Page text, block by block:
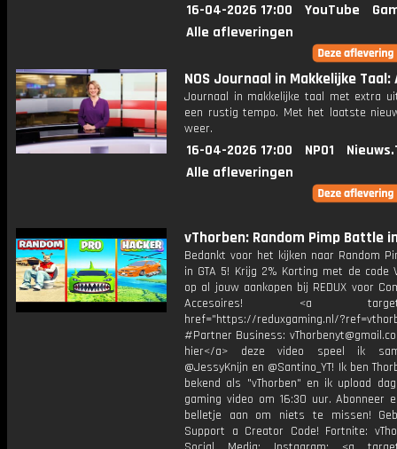
16-04-2026 17:00 YouTube
Alle afleveringen
NOS Journaal in Makkelijke
Journaal in makkelijke taal met extra
een rustig tempo. Met het laatste
weer.
16-04-2026 17:00 NPO1
Alle afleveringen
vThorben: Random Pimp Battle
Bedankt voor het kijken naar Random
in GTA 5! Krijg 2% Korting met de code
op al jouw aankopen bij REDUX voor
Accesoires! <a
href="https://reduxgaming.nl/
#Partner Business:
hier</a> deze video speel ik
@JessyKnijn en @Santino_YT! Ik ben
bekend als "vThorben" en ik upload
gaming video om 16:30 uur. Abonneer
belletje aan om niets te missen!
Support a Creator Code! Fortnite: